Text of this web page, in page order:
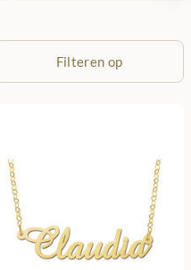
Filteren op